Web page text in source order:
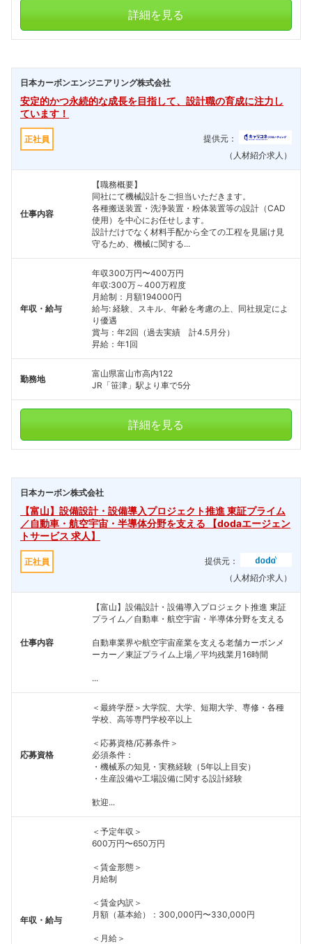
詳細を見る
日本カーボンエンジニアリング株式会社
安定的かつ永続的な成長を目指して、設計職の育成に注力し
ています！
正社員
提供元：
（人材紹介求人）
仕事内容
【職務概要】
同社にて機械設計をご担当いただきます。
各種搬送装置・洗浄装置・粉体装置等の設計（CAD
使用）を中心にお任せします。
設計だけでなく材料手配から全ての工程を見届け見
守るため、機械に関する...
年収・給与
年収300万円〜400万円
年収:300万～400万程度
月給制：月額194000円
給与: 経験、スキル、年齢を考慮の上、同社規定によ
り優遇
賞与：年2回（過去実績 計4.5月分）
昇給：年1回
勤務地
富山県富山市高内122
JR「笹津」駅より車で5分
詳細を見る
日本カーボン株式会社
【富山】設備設計・設備導入プロジェクト推進 東証プライム
／自動車・航空宇宙・半導体分野を支える 【dodaエージェン
トサービス 求人】
正社員
提供元：
（人材紹介求人）
仕事内容
【富山】設備設計・設備導入プロジェクト推進 東証
プライム／自動車・航空宇宙・半導体分野を支える
自動車業界や航空宇宙産業を支える老舗カーボンメ
ーカー／東証プライム上場／平均残業月16時間
...
応募資格
＜最終学歴＞大学院、大学、短期大学、専修・各種
学校、高等専門学校卒以上
＜応募資格/応募条件＞
必須条件：
・機械系の知見・実務経験（5年以上目安）
・生産設備や工場設備に関する設計経験
歓迎...
年収・給与
＜予定年収＞
600万円〜650万円
＜賃金形態＞
月給制
＜賃金内訳＞
月額（基本給）：300,000円〜330,000円
＜月給＞